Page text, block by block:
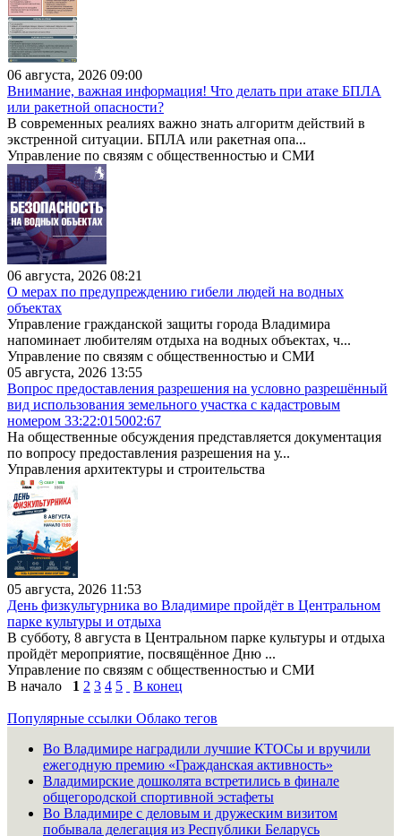
06 августа, 2026 09:00
Внимание, важная информация! Что делать при атаке БПЛА
или ракетной опасности?
В современных реалиях важно знать алгоритм действий в
экстренной ситуации. БПЛА или ракетная опа...
Управление по связям с общественностью и СМИ
06 августа, 2026 08:21
О мерах по предупреждению гибели людей на водных
объектах
Управление гражданской защиты города Владимира
напоминает любителям отдыха на водных объектах, ч...
Управление по связям с общественностью и СМИ
05 августа, 2026 13:55
Вопрос предоставления разрешения на условно разрешённый
вид использования земельного участка с кадастровым
номером 33:22:015002:67
На общественные обсуждения представляется документация
по вопросу предоставления разрешения на у...
Управления архитектуры и строительства
05 августа, 2026 11:53
День физкультурника во Владимире пройдёт в Центральном
парке культуры и отдыха
В субботу, 8 августа в Центральном парке культуры и отдыха
пройдёт мероприятие, посвящённое Дню ...
Управление по связям с общественностью и СМИ
В начало
1 2 3 4 5 В конец
Популярные ссылки Облако тегов
Во Владимире наградили лучшие КТОСы и вручили
ежегодную премию «Гражданская активность»
Владимирские дошколята встретились в финале
общегородской спортивной эстафеты
Во Владимире с деловым и дружеским визитом
побывала делегация из Республики Беларусь